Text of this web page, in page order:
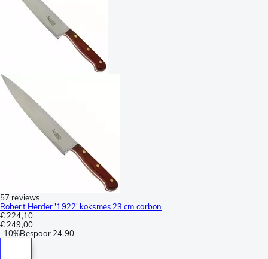
57 reviews
Robert Herder '1922' koksmes 23 cm carbon
€ 224,10
€ 249,00
-10%Bespaar 24,90